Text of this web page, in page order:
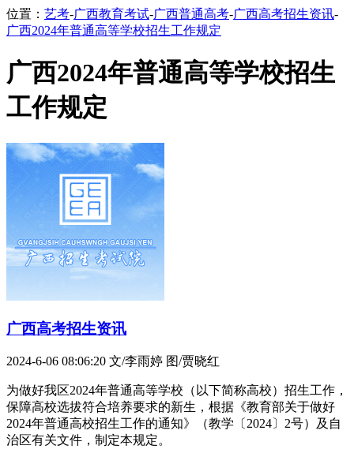
位置： 艺考-广西教育考试-广西普通高考-广西高考招生资讯-
广西2024年普通高等学校招生工作规定
广西2024年普通高等学校招生
工作规定
广西高考招生资讯
2024-6-06 08:06:20 文/李雨婷 图/贾晓红
为做好我区2024年普通高等学校（以下简称高校）招生工作，
保障高校选拔符合培养要求的新生，根据《教育部关于做好
2024年普通高校招生工作的通知》（教学〔2024〕2号）及自
治区有关文件，制定本规定。